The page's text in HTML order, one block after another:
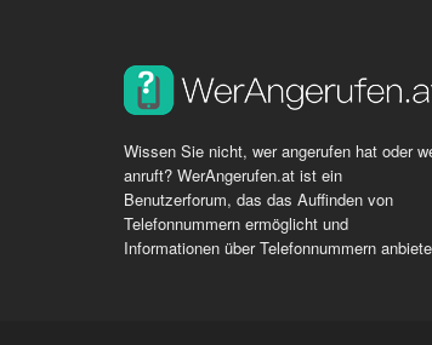
Wissen Sie nicht, wer angerufen hat oder
anruft? WerAngerufen.at ist ein
Benutzerforum, das das Auffinden von
Telefonnummern ermöglicht und
Informationen über Telefonnummern